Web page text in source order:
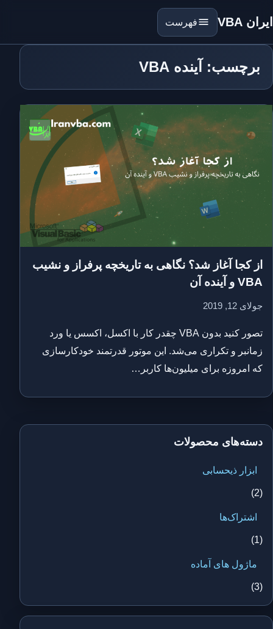
ایران VBA فهرست
برچسب: آینده VBA
از کجا آغاز شد؟ نگاهی به تاریخچه پرفراز و نشیب
VBA و آینده آن
جولای 12, 2019
تصور کنید بدون VBA چقدر کار با اکسل، اکسس یا ورد
زمانبر و تکراری می‌شد. این موتور قدرتمند خودکارسازی
که امروزه برای میلیون‌ها کاربر…
دسته‌های محصولات
ابزار ذیحسابی
(2)
اشتراک‌ها
(1)
ماژول های آماده
(3)